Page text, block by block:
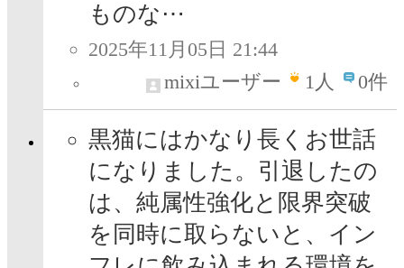
ものな⋯
2025年11月05日 21:44
mixiユーザー
1人 0件
黒猫にはかなり長くお世話
になりました。引退したの
は、純属性強化と限界突破
を同時に取らないと、イン